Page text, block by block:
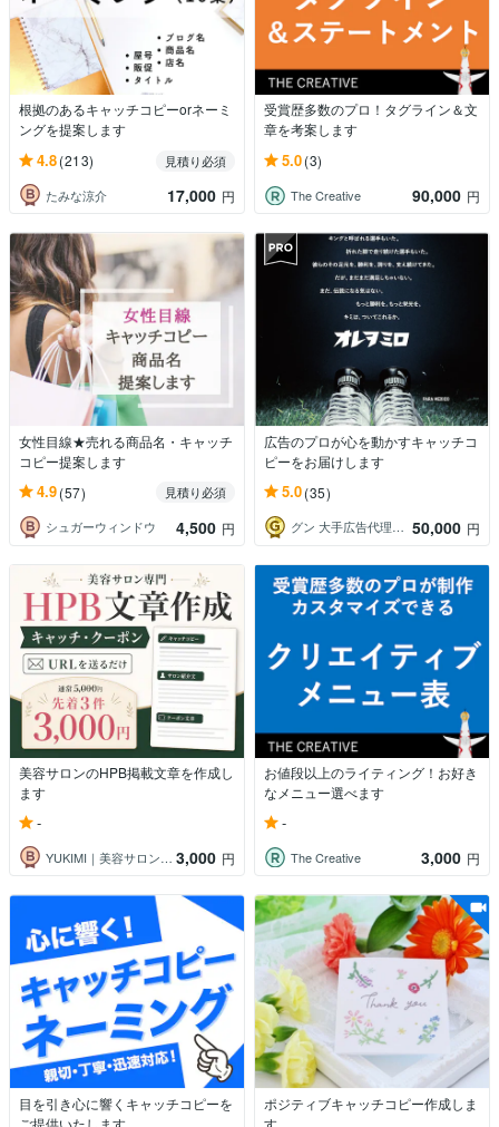
根拠のあるキャッチコピーorネーミ
ングを提案します
4.8(213)
見積り必須
たみな涼介
17,000 円
受賞歴多数のプロ！タグライン＆文
章を考案します
5.0(3)
The Creative 90,000 円
女性目線★売れる商品名・キャッチ
コピー提案します
4.9(57)
見積り必須
シュガーウィンドウ
4,500 円
広告のプロが心を動かすキャッチコ
ピーをお届けします
5.0(35)
グン 大手広告代理店コピーライター 50,000 円
美容サロンのHPB掲載文章を作成し
ます
-
YUKIMI｜美容サロン集客支援 3,000 円
お値段以上のライティング！お好き
なメニュー選べます
-
The Creative 3,000 円
目を引き心に響くキャッチコピーを
ご提供いたします
ポジティブキャッチコピー作成しま
す